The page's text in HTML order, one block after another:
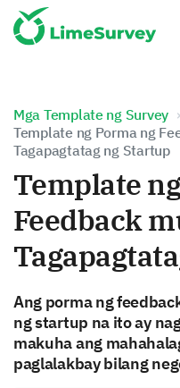
Mga Template ng Survey
Template ng Porma ng
Tagapagtatag ng Startup
Template
Feedback
Ang porma ng
ng startup na ito ay
makuha ang
paglalakbay bilang